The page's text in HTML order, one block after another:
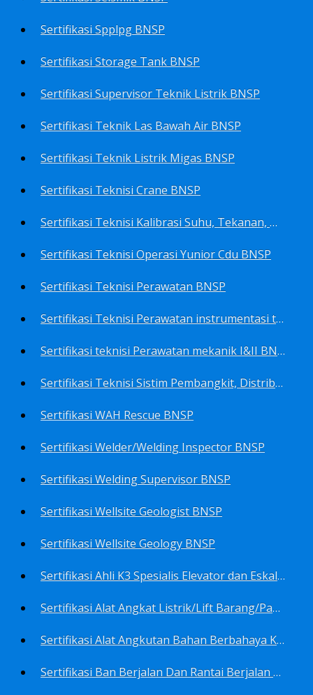
Sertifikasi Spplpg BNSP
Sertifikasi Storage Tank BNSP
Sertifikasi Supervisor Teknik Listrik BNSP
Sertifikasi Teknik Las Bawah Air BNSP
Sertifikasi Teknik Listrik Migas BNSP
Sertifikasi Teknisi Crane BNSP
Sertifikasi Teknisi Kalibrasi Suhu, Tekanan, Densitas, Volume BNSP
Sertifikasi Teknisi Operasi Yunior Cdu BNSP
Sertifikasi Teknisi Perawatan BNSP
Sertifikasi Teknisi Perawatan instrumentasi tingkat I BNSP
Sertifikasi teknisi Perawatan mekanik I&II BNSP
Sertifikasi Teknisi Sistim Pembangkit, Distribusi, Utilitas BNSP
Sertifikasi WAH Rescue BNSP
Sertifikasi Welder/Welding Inspector BNSP
Sertifikasi Welding Supervisor BNSP
Sertifikasi Wellsite Geologist BNSP
Sertifikasi Wellsite Geology BNSP
Sertifikasi Ahli K3 Spesialis Elevator dan Eskalator KEMNAKER
Sertifikasi Alat Angkat Listrik/Lift Barang/Passenger Hoist KEMNAKER
Sertifikasi Alat Angkutan Bahan Berbahaya KEMNAKER
Sertifikasi Ban Berjalan Dan Rantai Berjalan KEMNAKER